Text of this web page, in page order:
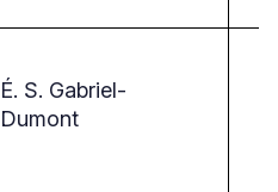
É. S. Gabriel-
Dumont